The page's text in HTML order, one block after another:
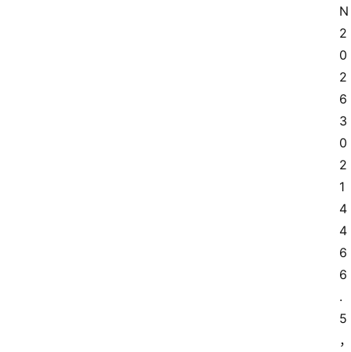
N
2
0
2
6
3
0
2
1
4
4
6
6
.
5
，